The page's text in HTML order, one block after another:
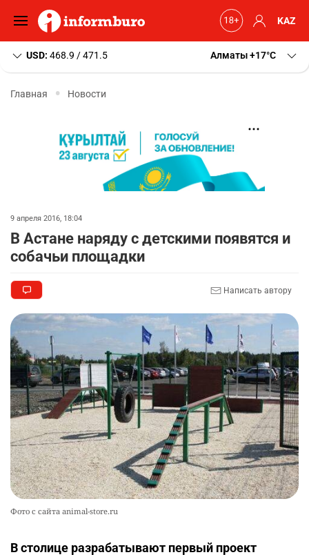
KAZ
USD: 468.9 / 471.5 Алматы+17 C
Главная Новости
9 апреля 2016, 18:04
В Астане наряду с детскими появятся и
собачьи площадки
Написать автору
Фото с сайта animal-store.ru
В столице разрабатывают первый проект